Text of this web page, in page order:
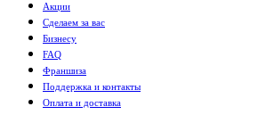
Акции
Сделаем за вас
Бизнесу
FAQ
Франшиза
Поддержка и контакты
Оплата и доставка